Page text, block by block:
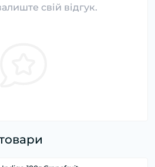
свій відгук.